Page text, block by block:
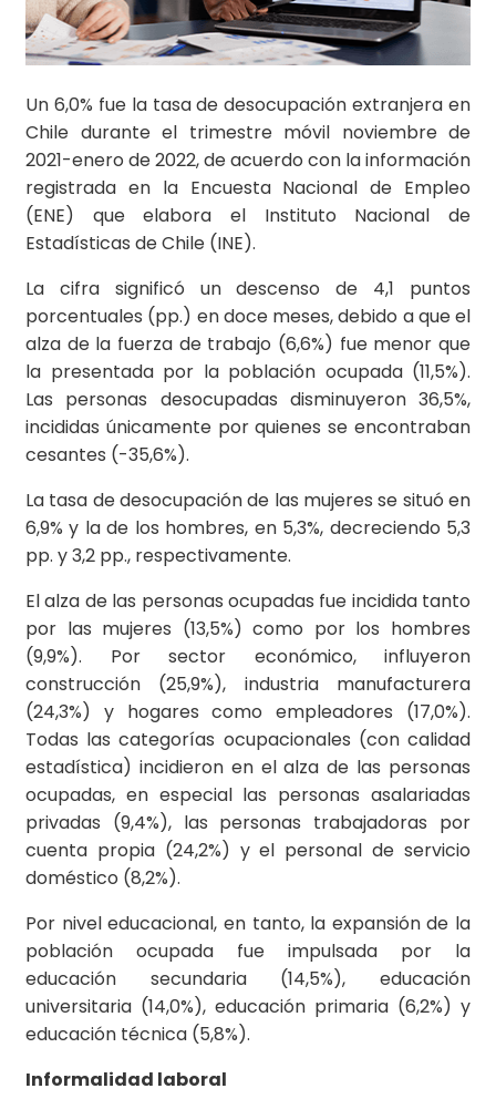
Un 6,0% fue la tasa de desocupación extranjera en
Chile durante el trimestre móvil noviembre de
2021-enero de 2022, de acuerdo con la información
registrada en la Encuesta Nacional de Empleo
(ENE) que elabora el Instituto Nacional de
Estadísticas de Chile (INE).
La cifra significó un descenso de 4,1 puntos
porcentuales (pp.) en doce meses, debido a que el
alza de la fuerza de trabajo (6,6%) fue menor que
la presentada por la población ocupada (11,5%).
Las personas desocupadas disminuyeron 36,5%,
incididas únicamente por quienes se encontraban
cesantes (-35,6%).
La tasa de desocupación de las mujeres se situó en
6,9% y la de los hombres, en 5,3%, decreciendo 5,3
pp. y 3,2 pp., respectivamente.
El alza de las personas ocupadas fue incidida tanto
por las mujeres (13,5%) como por los hombres
(9,9%). Por sector económico, influyeron
construcción (25,9%), industria manufacturera
(24,3%) y hogares como empleadores (17,0%).
Todas las categorías ocupacionales (con calidad
estadística) incidieron en el alza de las personas
ocupadas, en especial las personas asalariadas
privadas (9,4%), las personas trabajadoras por
cuenta propia (24,2%) y el personal de servicio
doméstico (8,2%).
Por nivel educacional, en tanto, la expansión de la
población ocupada fue impulsada por la
educación secundaria (14,5%), educación
universitaria (14,0%), educación primaria (6,2%) y
educación técnica (5,8%).
Informalidad laboral